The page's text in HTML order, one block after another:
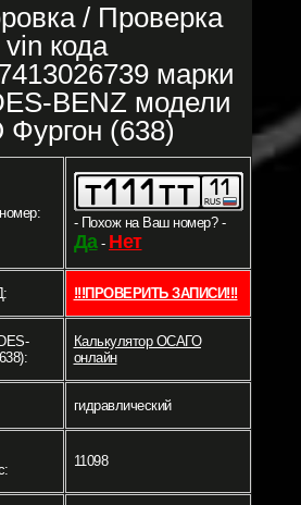
/ Проверка
vin кода
марки
BENZ модели
Фургон (638)
- Похож на Ваш номер? -
Да- Нет
!!!ПРОВЕРИТЬ ЗАПИСИ!!!
Калькулятор ОСАГО
онлайн
гидравлический
11098